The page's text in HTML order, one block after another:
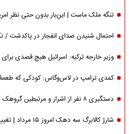
تنگه ملک ماست | این‌بار بدون حتی نظر
احتمال شنیدن صدای انفجار در پاکدشت /
وزیر خارجه ترکیه: اسرائیل هیچ قصدی
کمدی ترامپ در لاس‌وگاس: کودکی که
دستگیری ۸ نفر از اشرار و مرتبطین گروهک های تروریستی
شارژ کالابرگ سه دهک امروز ۱۵ مرداد | تغییرات جدید واریزی های کالابرگ